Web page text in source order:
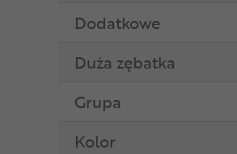
Dodatkowe
Duża zębatka
Grupa
Kolor